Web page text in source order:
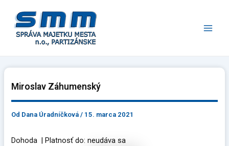
obsah
Miroslav Záhumenský
Od Dana Úradníčková/ 15. marca 2021
Dohoda | Platnosť do: neudáva sa